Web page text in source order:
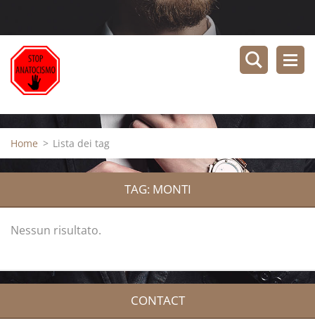
Home > Lista dei tag
TAG: MONTI
Nessun risultato.
CONTACT